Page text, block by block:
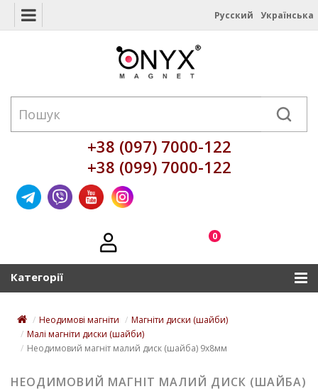
Русский Українська
+38 (097) 7000-122
+38 (099) 7000-122
0
Категорії
Неодимові магніти
Магніти диски (шайби)
Малі магніти диски (шайби)
Неодимовий магніт малий диск (шайба) 9х8мм
НЕОДИМОВИЙ МАГНІТ МАЛИЙ ДИСК (ШАЙБА)